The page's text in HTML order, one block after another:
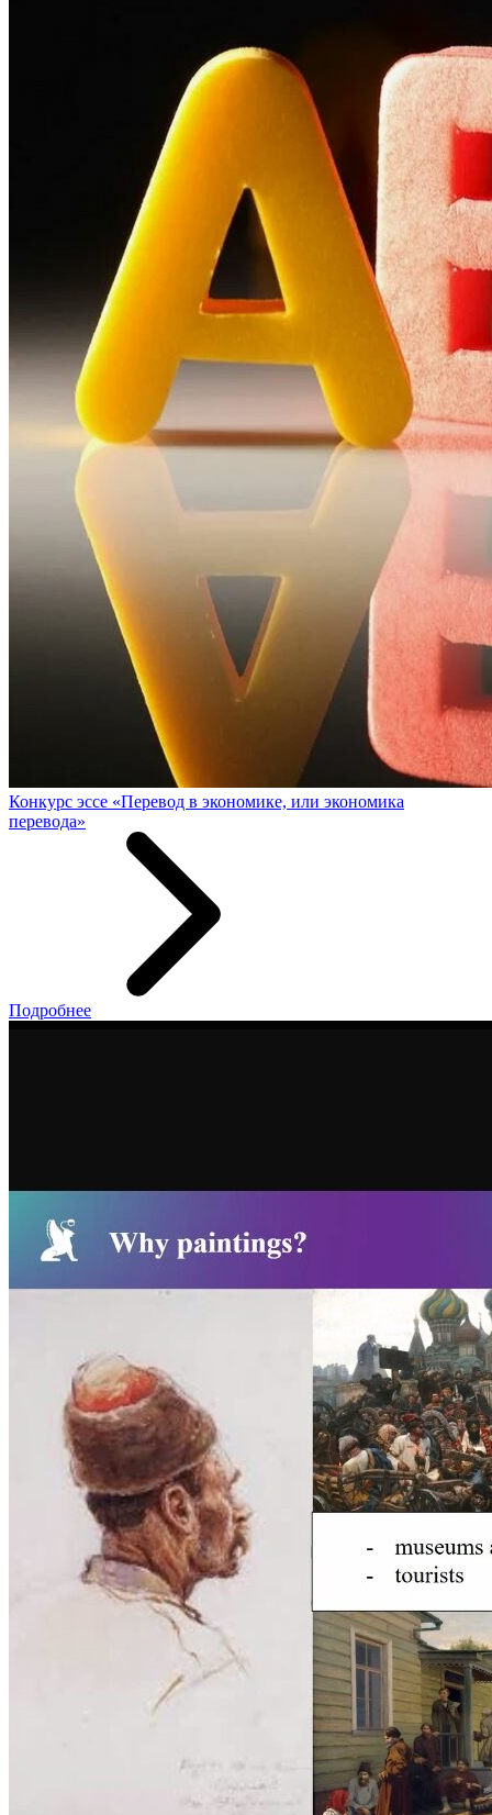
Конкурс эссе «Перевод в экономике, или экономика
перевода»
Подробнее